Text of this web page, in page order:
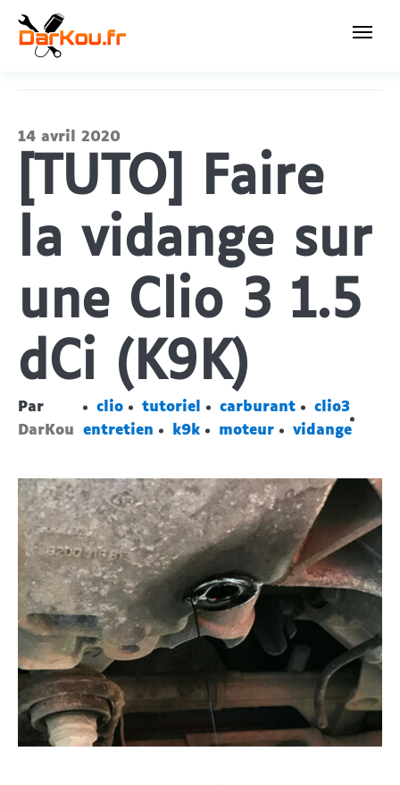
14 avril 2020
[TUTO] Faire
la vidange sur
une Clio 3 1.5
dCi (K9K)
Par
DarKou
clio tutoriel carburant
clio3
entretien
k9k moteur vidange